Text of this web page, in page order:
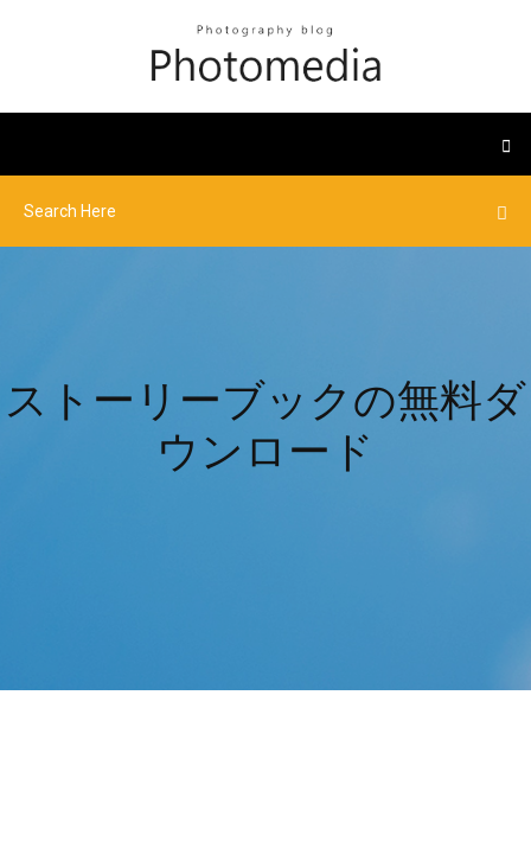
ストーリーブックの無料ダ
ウンロード